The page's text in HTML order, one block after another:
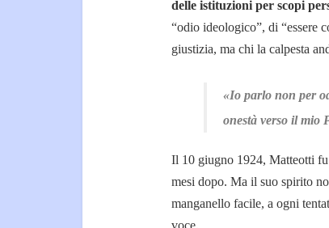
delle istituzioni per scopi
“odio ideologico”, di “essere
giustizia, ma chi la calpesta
«Io parlo non per
onestà verso il mio
Il 10 giugno 1924, Matteotti fu
mesi dopo. Ma il suo spirito
manganello facile, a ogni